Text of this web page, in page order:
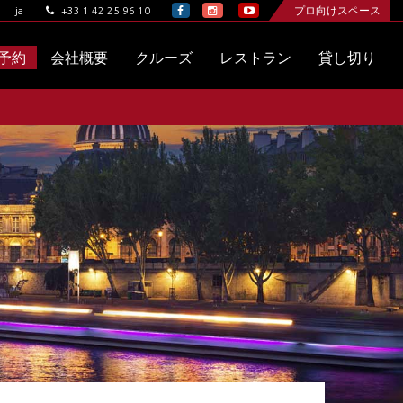
ja +33 1 42 25 96 10 プロ向けスペース
約 会社概要 クルーズ レストラン 貸し切り